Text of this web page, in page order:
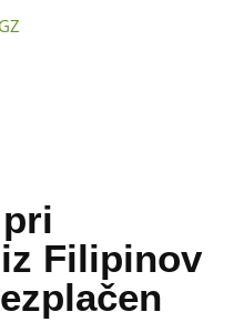
Filipinov